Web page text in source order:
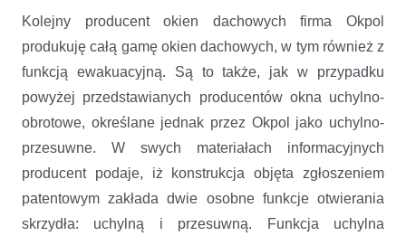
Kolejny producent okien dachowych firma Okpol
produkuję całą gamę okien dachowych, w tym również z
funkcją ewakuacyjną. Są to także, jak w przypadku
powyżej przedstawianych producentów okna uchylno-
obrotowe, określane jednak przez Okpol jako uchylno-
przesuwne. W swych materiałach informacyjnych
producent podaje, iż konstrukcja objęta zgłoszeniem
patentowym zakłada dwie osobne funkcje otwierania
skrzydła: uchylną i przesuwną. Funkcja uchylna